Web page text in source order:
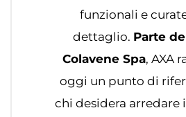
funzionali e
dettaglio. Parte
Colavene Spa, AXA
oggi un punto di
chi desidera arredare